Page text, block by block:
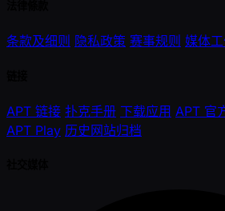
条款及细则 隐私政策 赛事规则 媒体
APT 链接 扑克手册 下载应用 APT 官
APT Play 历史网站归档